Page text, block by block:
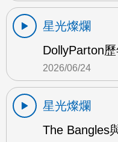
星光燦爛
DollyParton
2026/06/24
星光燦爛
The Bangles